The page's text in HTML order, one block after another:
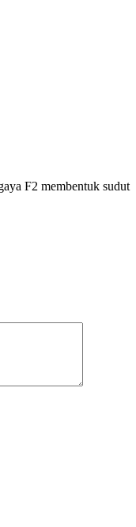
F2 membentuk sudut